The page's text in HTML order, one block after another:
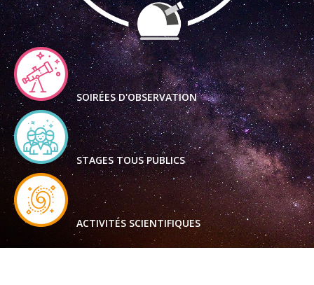
SOIRÉES D'OBSERVATION
STAGES TOUS PUBLICS
ACTIVITÉS SCIENTIFIQUES